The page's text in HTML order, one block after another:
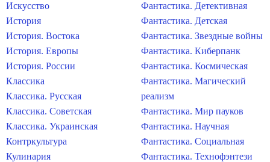
Искусство
История
История. Востока
История. Европы
История. России
Классика
Классика. Русская
Классика. Советская
Классика. Украинская
Контркультура
Кулинария
Фантастика. Детективная
Фантастика. Детская
Фантастика. Звездные войны
Фантастика. Киберпанк
Фантастика. Космическая
Фантастика. Магический
реализм
Фантастика. Мир пауков
Фантастика. Научная
Фантастика. Социальная
Фантастика. Технофэнтези